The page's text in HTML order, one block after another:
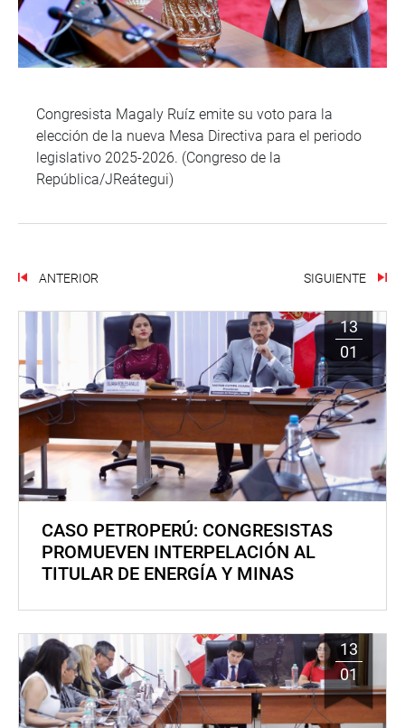
Congresista Magaly Ruíz emite su voto para la
elección de la nueva Mesa Directiva para el periodo
legislativo 2025-2026. (Congreso de la
República/JReátegui)
ANTERIOR SIGUIENTE
13
01
CASO PETROPERÚ: CONGRESISTAS
PROMUEVEN INTERPELACIÓN AL
TITULAR DE ENERGÍA Y MINAS
13
01